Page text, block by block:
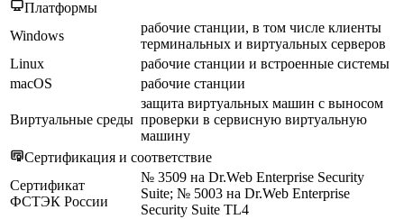
Платформы
Windows
рабочие станции, в том числе клиенты
терминальных и виртуальных серверов
Linux
рабочие станции и встроенные системы
macOS
рабочие станции
Виртуальные среды
защита виртуальных машин с выносом
проверки в сервисную виртуальную
машину
Сертификация и соответствие
Сертификат
ФСТЭК России
№ 3509 на Dr.Web Enterprise Security
Suite; № 5003 на Dr.Web Enterprise
Security Suite TL4